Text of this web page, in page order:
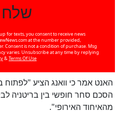
שלח
for texts, you consent to receive news
at the number provided,
Consent is not a condition of purchase. Msg
varies. Unsubscribe at any time by replying
& Terms Of Use
האנט אמר כי וואנג הציע "לפתוח
הסכם סחר חופשי בין בריטניה
מהאיחוד האירופי".